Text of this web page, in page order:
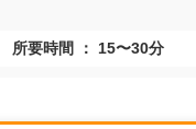
所要時間 15〜30分